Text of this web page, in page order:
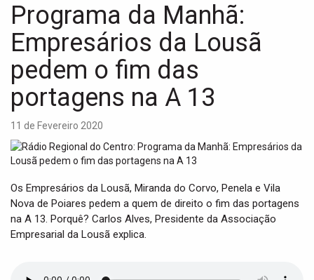
i
Programa da Manhã:
Empresários da Lousã
pedem o fim das
portagens na A 13
11 de Fevereiro 2020
Os Empresários da Lousã, Miranda do Corvo, Penela e Vila
Nova de Poiares pedem a quem de direito o fim das portagens
na A 13. Porquê? Carlos Alves, Presidente da Associação
Empresarial da Lousã explica.